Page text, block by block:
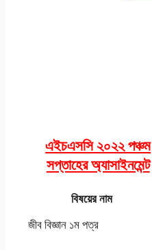
এইচএসসি ২০২২ পঞ্চম
সপ্তাহের অ্যাসাইনমেন্ট
বিষয়ের নাম
জীব বিজ্ঞান ১ম পত্র